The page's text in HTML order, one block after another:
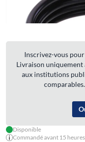
Inscrivez-vous
Livraison
aux institutions
Disponible
Commandé avant 15